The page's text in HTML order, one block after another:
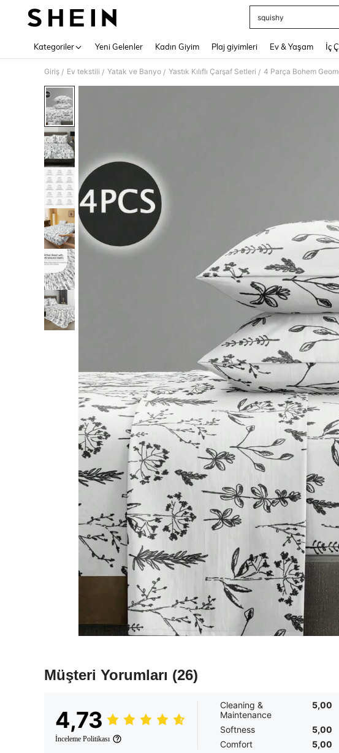
squishy
Kategoriler Yeni Gelenler Kadın Giyim Plaj giyimleri Ev & Yaşam İç
Giriş / Ev tekstili / Yatak ve Banyo / Yastık Kılıflı Çarşaf Setleri /
Müşteri Yorumları (26)
4,73
İnceleme Politikası
Cleaning &
Maintenance
5,00
Softness
5,00
Comfort
5,00